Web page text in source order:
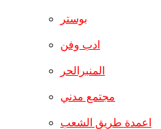
بوستر
ادب وفن
المنبرالحر
مجتمع مدني
اعمدة طريق الشعب